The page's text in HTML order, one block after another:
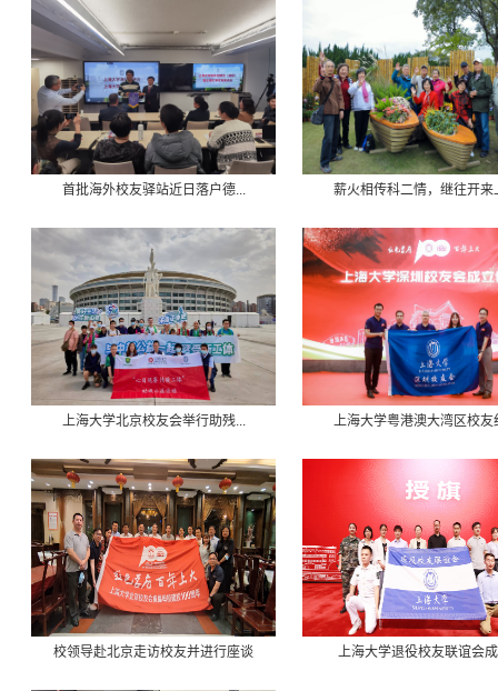
首批海外校友驿站近日落户德... 薪火相传科二情，继往开来
上海大学北京校友会举行助残... 上海大学粤港澳大湾区校友
校领导赴北京走访校友并进行座谈 上海大学退役校友联谊会